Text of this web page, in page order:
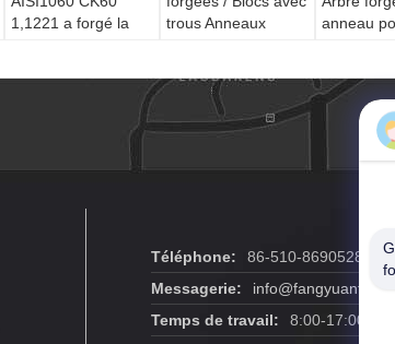
1,1221 a forgé la
trous Anneaux
anneau
Téléphone:
86-510-86905281
Messagerie:
Temps de travail:
8:00-17:00